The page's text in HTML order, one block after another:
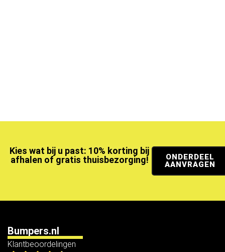
Kies wat bij u past: 10% korting bij
afhalen of gratis thuisbezorging!
ONDERDEEL
AANVRAGEN
Bumpers.nl
Klantbeoordelingen